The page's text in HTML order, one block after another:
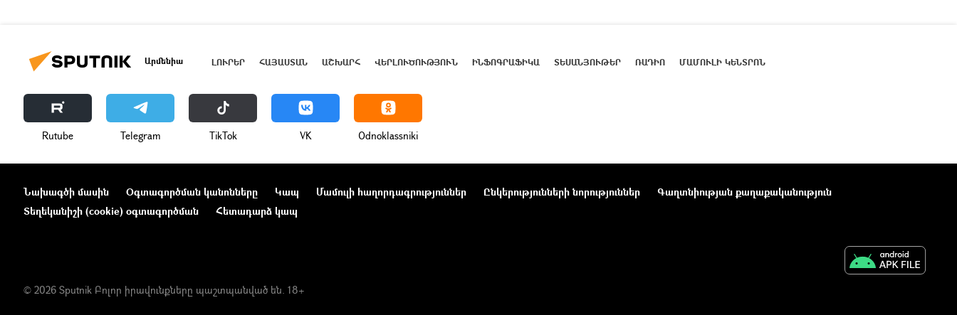
Արմենիա ԼՈՒՐԵՐ ՀԱՅԱՍՏԱՆ ԱՇԽԱՐՀ ՎԵՐԼՈՒԾՈՒԹՅՈՒՆ ԻՆՖՈԳՐԱՖԻԿԱ ՏԵՍԱՆՅՈՒԹԵՐ ՌԱԴԻՈ ՄԱՄՈՒԼԻ ԿԵՆՏՐՈՆ
Rutube Telegram ТikТоk VK Odnoklassniki
Նախագծի մասին Օգտագործման կանոնները Կապ Մամուլի հաղորդագրություններ Ընկերությունների նորություններ
Գաղտնիության քաղաքականություն
Տեղեկանիշի (cookie) օգտագործման
Հետադարձ կապ
© 2026 Sputnik Բոլոր իրավունքները պաշտպանված են. 18+